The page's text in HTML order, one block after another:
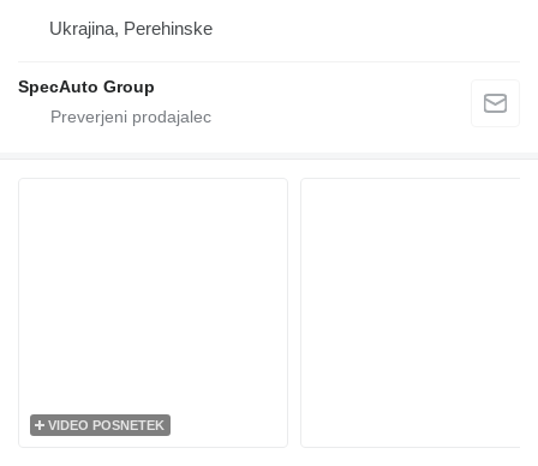
Ukrajina, Perehinske
SpecAuto Group
VIDEO POSNETEK